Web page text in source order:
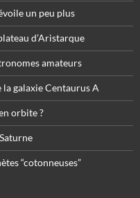
un peu plus
d’Aristarque
amateurs
la galaxie Centaurus A
orbite ?
“cotonneuses”